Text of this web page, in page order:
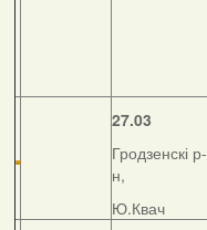
27.03
Гродзенскі р-
н,
Ю.Квач